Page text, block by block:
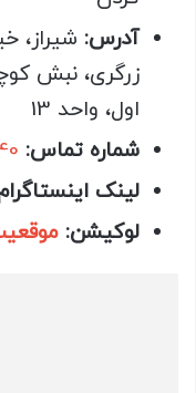
آدرس: شیراز،
اول، واحد 13
شماره تماس:
لینک
لوکیشن: